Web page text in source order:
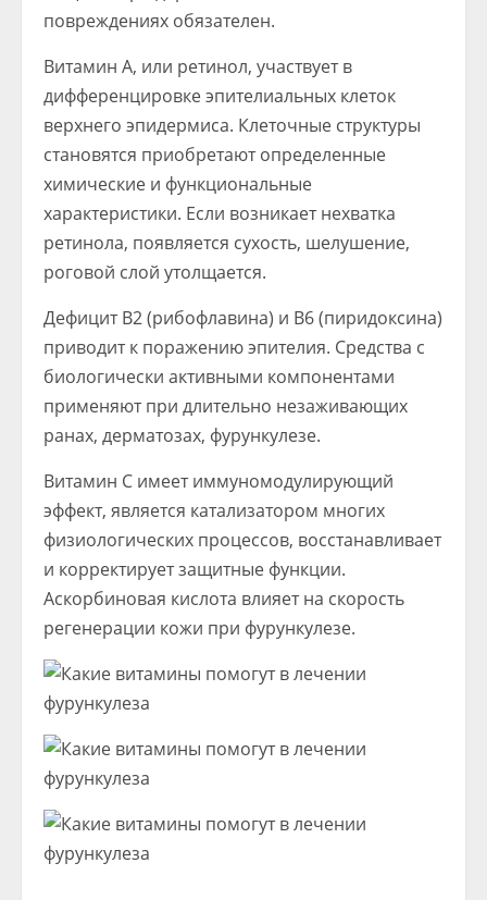
повреждениях обязателен.
Витамин А, или ретинол, участвует в
дифференцировке эпителиальных клеток
верхнего эпидермиса. Клеточные структуры
становятся приобретают определенные
химические и функциональные
характеристики. Если возникает нехватка
ретинола, появляется сухость, шелушение,
роговой слой утолщается.
Дефицит В2 (рибофлавина) и В6 (пиридоксина)
приводит к поражению эпителия. Средства с
биологически активными компонентами
применяют при длительно незаживающих
ранах, дерматозах, фурункулезе.
Витамин С имеет иммуномодулирующий
эффект, является катализатором многих
физиологических процессов, восстанавливает
и корректирует защитные функции.
Аскорбиновая кислота влияет на скорость
регенерации кожи при фурункулезе.